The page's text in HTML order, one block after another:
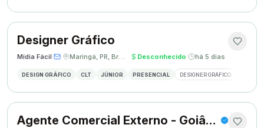
Designer Gráfico
Mídia Fácil· · Maringá, PR, Brasil · Desconhecido· há 5 dias
DESIGN GRÁFICO CLT JÚNIOR PRESENCIAL DESIGNER GRÁFICO
Agente Comercial Externo - Goiânia